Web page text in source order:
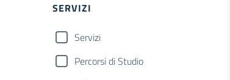
SERVIZI
Servizi
Percorsi di Studio